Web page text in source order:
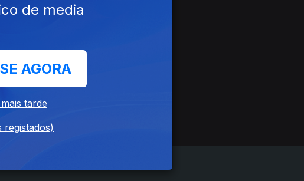
de media
AGORA
tarde
registados)